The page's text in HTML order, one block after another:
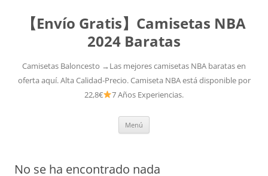
【Envío Gratis】Camisetas NBA
2024 Baratas
Camisetas Baloncesto →Las mejores camisetas NBA baratas en
oferta aquí. Alta Calidad-Precio. Camiseta NBA está disponible por
22,8€
7 Años Experiencias.
Menú
No se ha encontrado nada